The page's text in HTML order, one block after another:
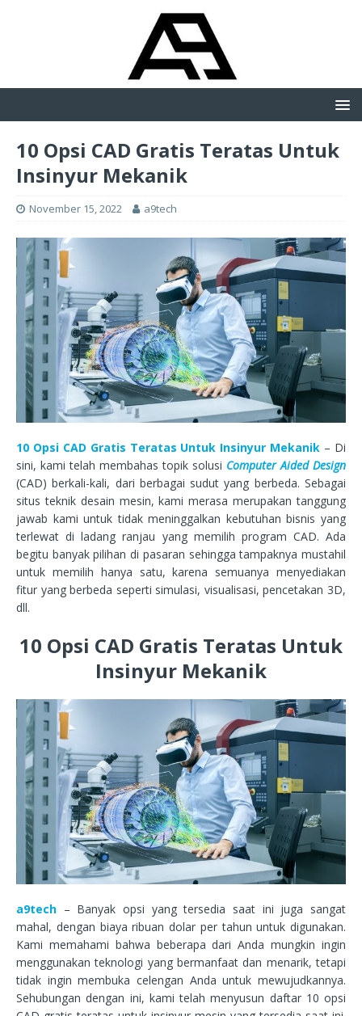
10 Opsi CAD Gratis Teratas Untuk
Insinyur Mekanik
November 15, 2022 a9tech
10 Opsi CAD Gratis Teratas Untuk Insinyur Mekanik – Di
sini, kami telah membahas topik solusi Computer Aided Design
(CAD) berkali-kali, dari berbagai sudut yang berbeda. Sebagai
situs teknik desain mesin, kami merasa merupakan tanggung
jawab kami untuk tidak meninggalkan kebutuhan bisnis yang
terlewat di ladang ranjau yang memilih program CAD. Ada
begitu banyak pilihan di pasaran sehingga tampaknya mustahil
untuk memilih hanya satu, karena semuanya menyediakan
fitur yang berbeda seperti simulasi, visualisasi, pencetakan 3D,
dll.
10 Opsi CAD Gratis Teratas Untuk
Insinyur Mekanik
a9tech – Banyak opsi yang tersedia saat ini juga sangat
mahal, dengan biaya ribuan dolar per tahun untuk digunakan.
Kami memahami bahwa beberapa dari Anda mungkin ingin
menggunakan teknologi yang bermanfaat dan menarik, tetapi
tidak ingin membuka celengan Anda untuk mewujudkannya.
Sehubungan dengan ini, kami telah menyusun daftar 10 opsi